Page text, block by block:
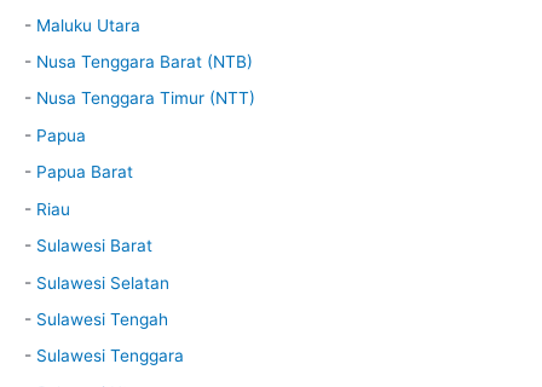
- Maluku Utara
- Nusa Tenggara Barat (NTB)
- Nusa Tenggara Timur (NTT)
- Papua
- Papua Barat
- Riau
- Sulawesi Barat
- Sulawesi Selatan
- Sulawesi Tengah
- Sulawesi Tenggara